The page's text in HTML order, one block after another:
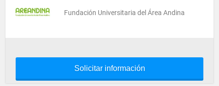
Fundación Universitaria del Área Andina
Solicitar información